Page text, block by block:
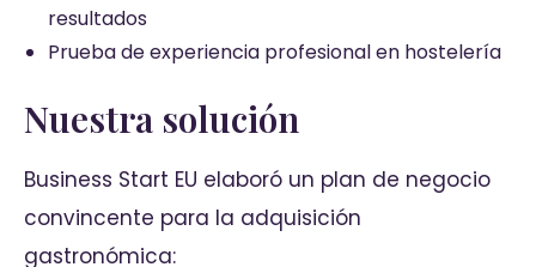
resultados
Prueba de experiencia profesional en hostelería
Nuestra solución
Business Start EU elaboró un plan de negocio
convincente para la adquisición
gastronómica: